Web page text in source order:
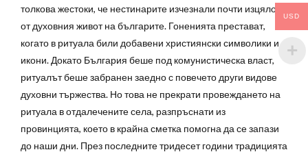
толкова жестоки, че нестинарите изчезнали почти изцяло
от духовния живот на българите. Гоненията престават,
когато в ритуала били добавени християнски символики и
икони. Докато България беше под комунистическа власт,
ритуалът беше забранен заедно с повечето други видове
духовни тържества. Но това не прекрати провеждането на
ритуала в отдалечените села, разпръснати из
провинцията, което в крайна сметка помогна да се запази
до наши дни. През последните тридесет години традицията
USD